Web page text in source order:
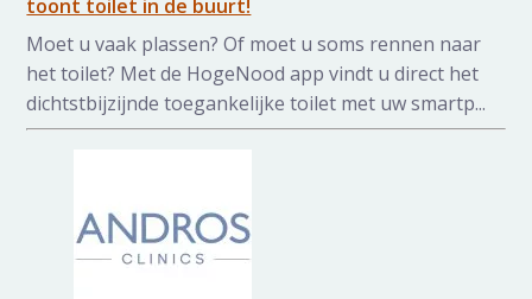
toont toilet in de buurt!
Moet u vaak plassen? Of moet u soms rennen naar
het toilet? Met de HogeNood app vindt u direct het
dichtstbijzijnde toegankelijke toilet met uw smartp...